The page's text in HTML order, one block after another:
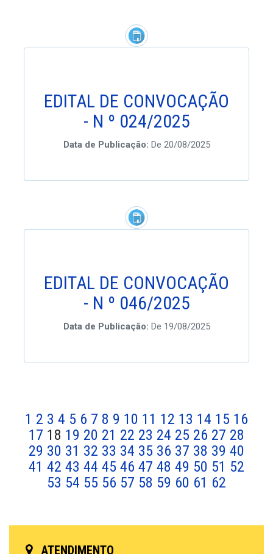
EDITAL DE CONVOCAÇÃO
- N º 024/2025
Data de Publicação: De 20/08/2025
EDITAL DE CONVOCAÇÃO
- N º 046/2025
Data de Publicação: De 19/08/2025
1 2 3 4 5 6 7 8 9 10 11 12 13 14 15 16
17 18 19 20 21 22 23 24 25 26 27 28
29 30 31 32 33 34 35 36 37 38 39 40
41 42 43 44 45 46 47 48 49 50 51 52
53 54 55 56 57 58 59 60 61 62
ATENDIMENTO